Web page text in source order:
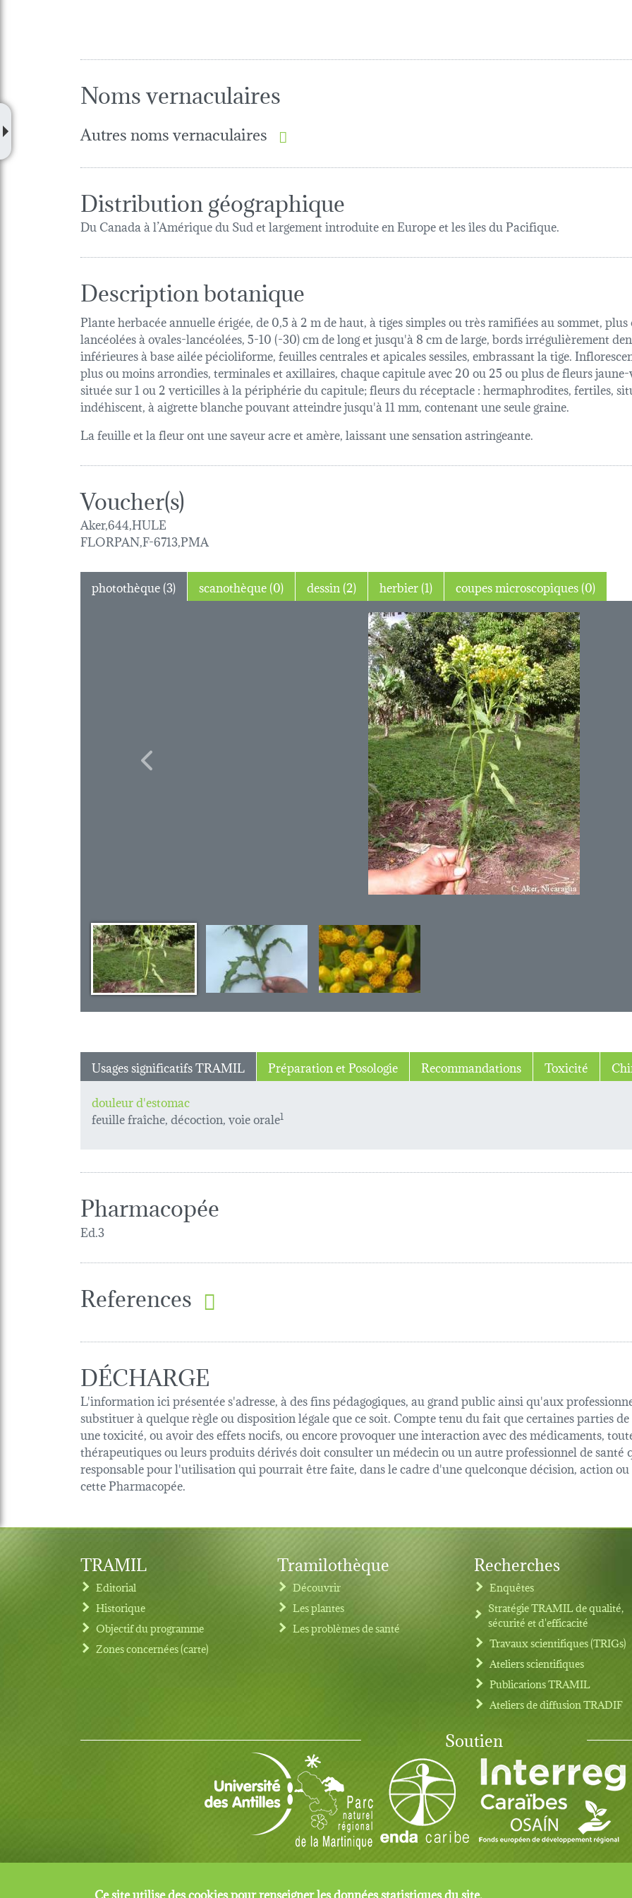
Noms vernaculaires
Autres noms vernaculaires
Distribution géographique
Du Canada à l’Amérique du Sud et largement introduite en Europe et les îles du Pacifique.
Description botanique
Plante herbacée annuelle érigée, de 0,5 à 2 m de haut, à tiges simples ou très ramifiées au sommet,
lancéolées à ovales-lancéolées, 5-10 (-30) cm de long et jusqu'à 8 cm de large, bords irrégulièrement
inférieures à base ailée pécioliforme, feuilles centrales et apicales sessiles, embrassant la tige.
plus ou moins arrondies, terminales et axillaires, chaque capitule avec 20 ou 25 ou plus de fleurs
située sur 1 ou 2 verticilles à la périphérie du capitule; fleurs du réceptacle : hermaphrodites, fertiles,
indéhiscent, à aigrette blanche pouvant atteindre jusqu'à 11 mm, contenant une seule graine.
La feuille et la fleur ont une saveur acre et amère, laissant une sensation astringeante.
Voucher(s)
Aker,644,HULE
FLORPAN,F-6713,PMA
photothèque (3) scanothèque (0) dessin (2) herbier (1) coupes microscopiques (0)
Previous
Usages significatifs TRAMIL Préparation et Posologie Recommandations Toxicité
douleur d'estomac
feuille fraîche, décoction, voie orale1
Pharmacopée
Ed.3
References
DÉCHARGE
L'information ici présentée s'adresse, à des fins pédagogiques, au grand public ainsi qu'aux
substituer à quelque règle ou disposition légale que ce soit. Compte tenu du fait que certaines parties
une toxicité, ou avoir des effets nocifs, ou encore provoquer une interaction avec des médicaments,
thérapeutiques ou leurs produits dérivés doit consulter un médecin ou un autre professionnel de
responsable pour l'utilisation qui pourrait être faite, dans le cadre d'une quelconque décision, action
cette Pharmacopée.
Footer menu
TRAMIL
Editorial
Historique
Objectif du programme
Zones concernées (carte)
Tramilothèque
Découvrir
Les plantes
Les problèmes de santé
Recherches
Enquêtes
Stratégie TRAMIL de qualité,
sécurité et d'efficacité
Travaux scientifiques (TRIGs)
Ateliers scientifiques
Publications TRAMIL
Ateliers de diffusion TRADIF
Soutien
Ce site utilise des cookies pour renseigner les données statistiques du site.